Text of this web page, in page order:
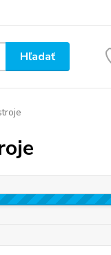
Hľadať